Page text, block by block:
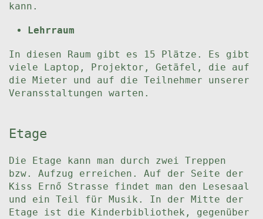
kann.
Lehrraum
In diesen Raum gibt es 15 Plätze. Es gibt
viele Laptop, Projektor, Getäfel, die auf
die Mieter und auf die Teilnehmer unserer
Veransstaltungen warten.
Etage
Die Etage kann man durch zwei Treppen
bzw. Aufzug erreichen. Auf der Seite der
Kiss Ernő Strasse findet man den Lesesaal
und ein Teil für Musik. In der Mitte der
Etage ist die Kinderbibliothek, gegenüber